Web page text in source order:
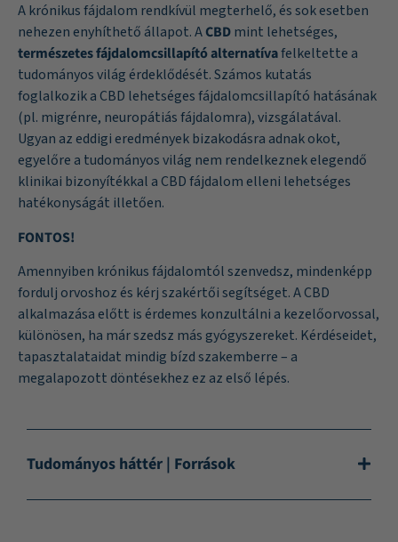
A krónikus fájdalom rendkívül megterhelő, és sok esetben
nehezen enyhíthető állapot. ACBDmint lehetséges,
természetes fájdalomcsillapító alternatívafelkeltette a
tudományos világ érdeklődését. Számos kutatás
foglalkozik a CBD lehetséges fájdalomcsillapító hatásának
(pl. migrénre, neuropátiás fájdalomra), vizsgálatával.
Ugyan az eddigi eredmények bizakodásra adnak okot,
egyelőre a tudományos világ nem rendelkeznek elegendő
klinikai bizonyítékkal a CBD fájdalom elleni lehetséges
hatékonyságát illetően.
FONTOS!
Amennyiben krónikus fájdalomtól szenvedsz, mindenképp
fordulj orvoshoz és kérj szakértői segítséget. A CBD
alkalmazása előtt is érdemes konzultálni a kezelőorvossal,
különösen, ha már szedsz más gyógyszereket. Kérdéseidet,
tapasztalataidat mindig bízd szakemberre – a
megalapozott döntésekhez ez az első lépés.
Tudományos háttér | Források